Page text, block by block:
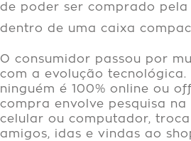
de poder ser comprado pela
dentro de uma caixa
O consumidor passou por
com a evolução tecnológica.
ninguém é 100% online ou
compra envolve pesquisa
celular ou computador,
amigos, idas e vindas ao